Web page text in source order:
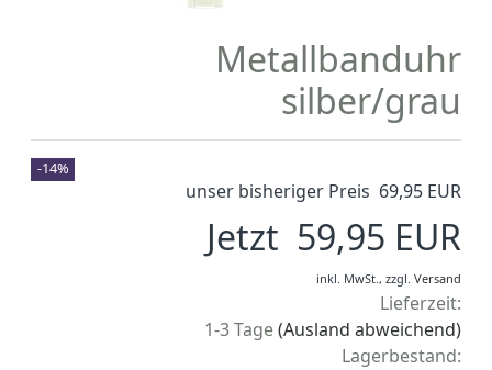
Metallbanduhr
silber/grau
unser bisheriger Preis 69,95 EUR
Jetzt 59,95 EUR
-14%
inkl. MwSt., zzgl. Versand
Lieferzeit:
1-3 Tage(Ausland abweichend)
Lagerbestand: